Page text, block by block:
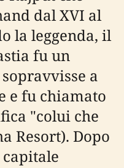
dal XVI al
la leggenda, il
fu un
a
e fu chiamato
"colui che
Resort). Dopo